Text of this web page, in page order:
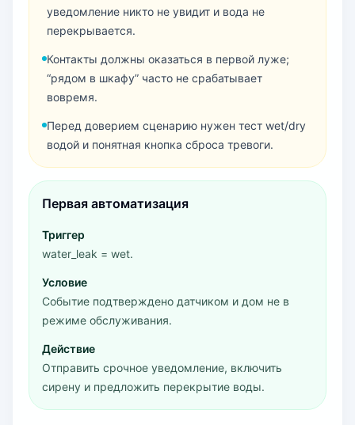
уведомление никто не увидит и вода не
перекрывается.
Контакты должны оказаться в первой луже;
“рядом в шкафу” часто не срабатывает
вовремя.
Перед доверием сценарию нужен тест wet/dry
водой и понятная кнопка сброса тревоги.
Первая автоматизация
Триггер
water_leak = wet.
Условие
Событие подтверждено датчиком и дом не в
режиме обслуживания.
Действие
Отправить срочное уведомление, включить
сирену и предложить перекрытие воды.